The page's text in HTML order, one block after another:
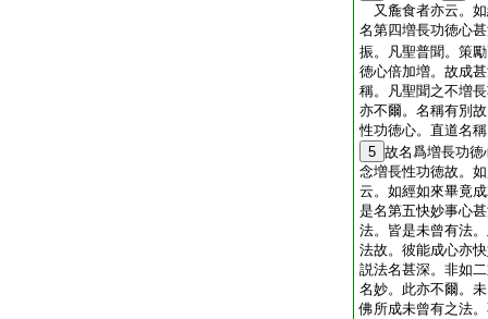
又麁食者亦云。
名第四増長功徳心
振。凡聖普聞。策
徳心倍加増。故成
稱。凡聖聞之不増
亦不爾。名稱有別
性功徳心。直道名
5 故名爲増長功
念増長性功徳故。
云。如經如來畢竟
是名第五快妙事心
法。皆是未曾有法
法故。彼能成心亦
説法名甚深。非如
名妙。此亦不爾。
佛所成未曾有之法